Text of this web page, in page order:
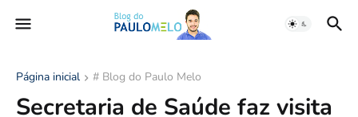
Página inicial # Blog do Paulo Melo
Secretaria de Saúde faz visita